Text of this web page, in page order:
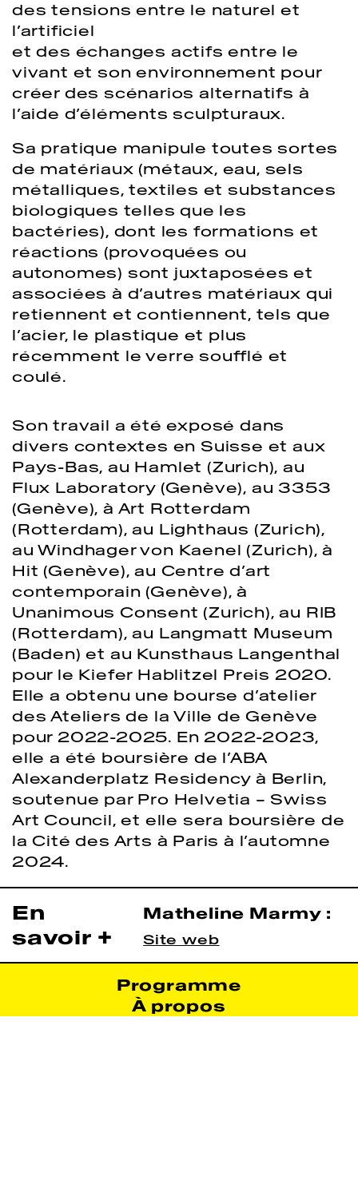
des tensions entre le naturel et
l’artificiel
et des échanges actifs entre le
vivant et son environnement pour
créer des scénarios alternatifs à
l’aide d’éléments sculpturaux.
Sa pratique manipule toutes sortes
de matériaux (métaux, eau, sels
métalliques, textiles et substances
biologiques telles que les
bactéries), dont les formations et
réactions (provoquées ou
autonomes) sont juxtaposées et
associées à d’autres matériaux qui
retiennent et contiennent, tels que
l’acier, le plastique et plus
récemment le verre soufflé et
coulé.
Son travail a été exposé dans
divers contextes en Suisse et aux
Pays-Bas, au Hamlet (Zurich), au
Flux Laboratory (Genève), au 3353
(Genève), à Art Rotterdam
(Rotterdam), au Lighthaus (Zurich),
au Windhager von Kaenel (Zurich), à
Hit (Genève), au Centre d’art
contemporain (Genève), à
Unanimous Consent (Zurich), au RIB
(Rotterdam), au Langmatt Museum
(Baden) et au Kunsthaus Langenthal
pour le Kiefer Hablitzel Preis 2020.
Elle a obtenu une bourse d’atelier
des Ateliers de la Ville de Genève
pour 2022-2025. En 2022-2023,
elle a été boursière de l’ABA
Alexanderplatz Residency à Berlin,
soutenue par Pro Helvetia – Swiss
Art Council, et elle sera boursière de
la Cité des Arts à Paris à l’automne
2024.
En
savoir +
Matheline Marmy :
Site web
Programme
À propos